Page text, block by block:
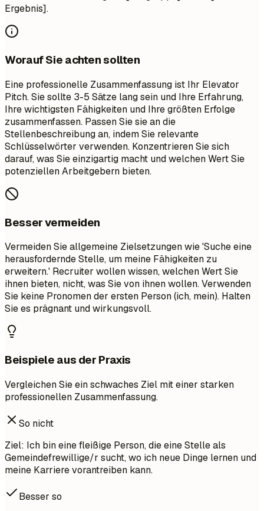
Ergebnis].
Worauf Sie achten sollten
Eine professionelle Zusammenfassung ist Ihr Elevator
Pitch. Sie sollte 3-5 Sätze lang sein und Ihre Erfahrung,
Ihre wichtigsten Fähigkeiten und Ihre größten Erfolge
zusammenfassen. Passen Sie sie an die
Stellenbeschreibung an, indem Sie relevante
Schlüsselwörter verwenden. Konzentrieren Sie sich
darauf, was Sie einzigartig macht und welchen Wert Sie
potenziellen Arbeitgebern bieten.
Besser vermeiden
Vermeiden Sie allgemeine Zielsetzungen wie 'Suche eine
herausfordernde Stelle, um meine Fähigkeiten zu
erweitern.' Recruiter wollen wissen, welchen Wert Sie
ihnen bieten, nicht, was Sie von ihnen wollen. Verwenden
Sie keine Pronomen der ersten Person (ich, mein). Halten
Sie es prägnant und wirkungsvoll.
Beispiele aus der Praxis
Vergleichen Sie ein schwaches Ziel mit einer starken
professionellen Zusammenfassung.
So nicht
Ziel: Ich bin eine fleißige Person, die eine Stelle als
Gemeindefrewillige/r sucht, wo ich neue Dinge lernen und
meine Karriere vorantreiben kann.
Besser so